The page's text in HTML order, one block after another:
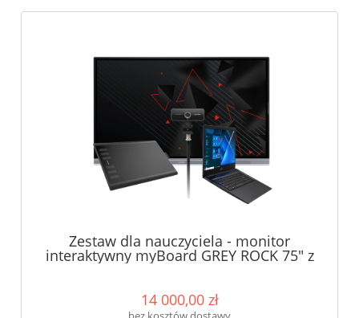
Zestaw dla nauczyciela - monitor
interaktywny myBoard GREY ROCK 75" z
Androidem 11 + tablet graficzny Huion
Cam Sync 1080p + Laptop Acer Extensa
15.6" AMD Ryzen3 3250U 8GB DDR4
14 000,00 zł